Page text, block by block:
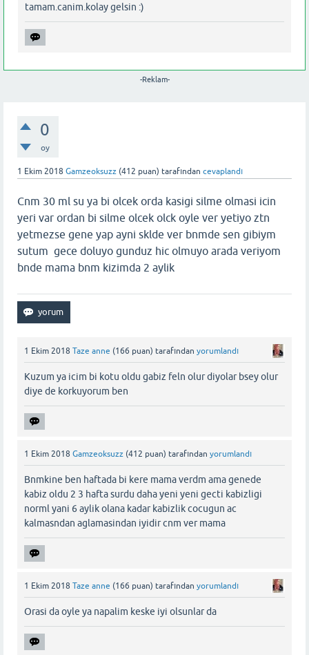
tamam.canim.kolay gelsin :)
-Reklam-
0
oy
1 Ekim 2018 Gamzeoksuzz (412 puan) tarafından cevaplandı
Cnm 30 ml su ya bi olcek orda kasigi silme olmasi icin
yeri var ordan bi silme olcek olck oyle ver yetiyo ztn
yetmezse gene yap ayni sklde ver bnmde sen gibiym
sutum gece doluyo gunduz hic olmuyo arada veriyom
bnde mama bnm kizimda 2 aylik
1 Ekim 2018 Taze anne (166 puan) tarafından yorumlandı
Kuzum ya icim bi kotu oldu gabiz feln olur diyolar bsey olur
diye de korkuyorum ben
1 Ekim 2018 Gamzeoksuzz (412 puan) tarafından yorumlandı
Bnmkine ben haftada bi kere mama verdm ama genede
kabiz oldu 2 3 hafta surdu daha yeni yeni gecti kabizligi
norml yani 6 aylik olana kadar kabizlik cocugun ac
kalmasndan aglamasindan iyidir cnm ver mama
1 Ekim 2018 Taze anne (166 puan) tarafından yorumlandı
Orasi da oyle ya napalim keske iyi olsunlar da